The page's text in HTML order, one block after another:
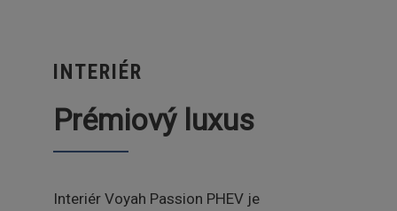
INTERIÉR
Prémiový luxus
Interiér Voyah Passion PHEV je